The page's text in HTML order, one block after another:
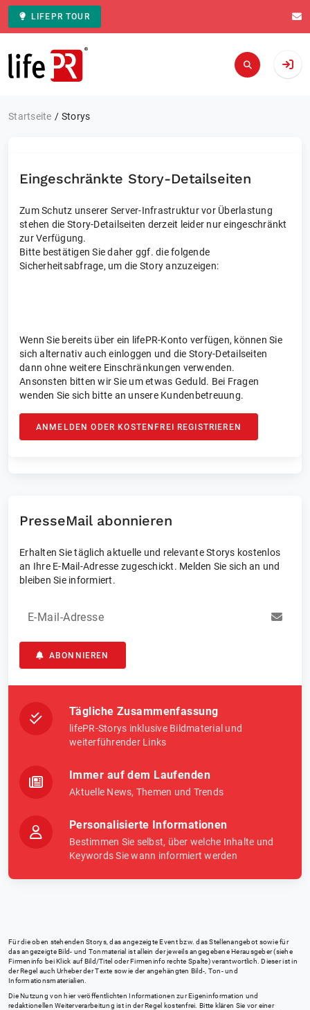
LIFEPR TOUR
Zur Startseite
Startseite Storys
Eingeschränkte Story-Detailseiten
Zum Schutz unserer Server-Infrastruktur vor Überlastung
stehen die Story-Detailseiten derzeit leider nur eingeschränkt
zur Verfügung.
Bitte bestätigen Sie daher ggf. die folgende
Sicherheitsabfrage, um die Story anzuzeigen:
Wenn Sie bereits über ein lifePR-Konto verfügen, können Sie
sich alternativ auch einloggen und die Story-Detailseiten
dann ohne weitere Einschränkungen verwenden.
Ansonsten bitten wir Sie um etwas Geduld. Bei Fragen
wenden Sie sich bitte an unsere Kundenbetreuung.
ANMELDEN ODER KOSTENFREI REGISTRIEREN
PresseMail abonnieren
Erhalten Sie täglich aktuelle und relevante Storys kostenlos
an Ihre E-Mail-Adresse zugeschickt. Melden Sie sich an und
bleiben Sie informiert.
E-Mail-Adresse
ABONNIEREN
Tägliche Zusammenfassung
lifePR-Storys inklusive Bildmaterial und
weiterführender Links
Immer auf dem Laufenden
Aktuelle News, Themen und Trends
Personalisierte Informationen
Bestimmen Sie selbst, über welche Inhalte und
Keywords Sie wann informiert werden
Für die oben stehenden Storys, das angezeigte Event bzw. das Stellenangebot sowie für
das angezeigte Bild- und Tonmaterial ist allein der jeweils angegebene Herausgeber (siehe
Firmeninfo bei Klick auf Bild/Titel oder Firmeninfo rechte Spalte) verantwortlich. Dieser ist in
der Regel auch Urheber der Texte sowie der angehängten Bild-, Ton- und
Informationsmaterialien.
Die Nutzung von hier veröffentlichten Informationen zur Eigeninformation und
redaktionellen Weiterverarbeitung ist in der Regel kostenfrei. Bitte klären Sie vor einer